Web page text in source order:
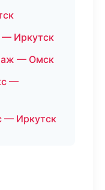
— Иркутск
— Омск
—
— Иркутск